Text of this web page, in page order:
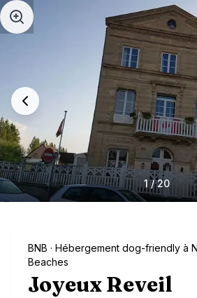
Aller au contenu principal
1/20
BNB · Hébergement dog-friendly à
Beaches
Joyeux Reveil